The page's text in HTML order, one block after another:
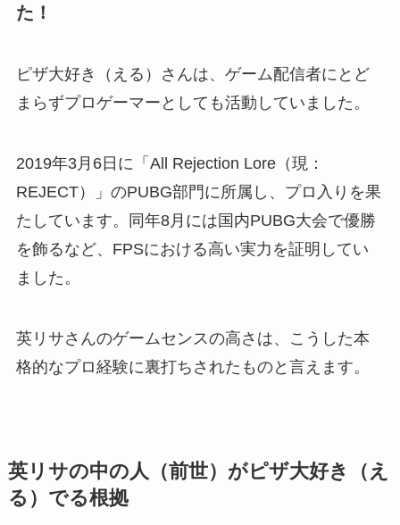
た！
ピザ大好き（える）さんは、ゲーム配信者にとど
まらずプロゲーマーとしても活動していました。
2019年3月6日に「All Rejection Lore（現：
REJECT）」のPUBG部門に所属し、プロ入りを果
たしています。同年8月には国内PUBG大会で優勝
を飾るなど、FPSにおける高い実力を証明してい
ました。
英リサさんのゲームセンスの高さは、こうした本
格的なプロ経験に裏打ちされたものと言えます。
英リサの中の人（前世）がピザ大好き（え
る）でる根拠